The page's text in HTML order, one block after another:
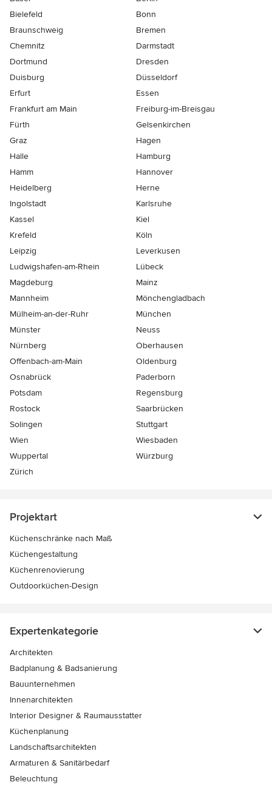
Bielefeld
Bonn
Braunschweig
Bremen
Chemnitz
Darmstadt
Dortmund
Dresden
Duisburg
Düsseldorf
Erfurt
Essen
Frankfurt am Main
Freiburg-im-Breisgau
Fürth
Gelsenkirchen
Graz
Hagen
Halle
Hamburg
Hamm
Hannover
Heidelberg
Herne
Ingolstadt
Karlsruhe
Kassel
Kiel
Krefeld
Köln
Leipzig
Leverkusen
Ludwigshafen-am-Rhein
Lübeck
Magdeburg
Mainz
Mannheim
Mönchen­gladbach
Mülheim-an-der-Ruhr
München
Münster
Neuss
Nürnberg
Oberhausen
Offenbach-am-Main
Oldenburg
Osnabrück
Paderborn
Potsdam
Regensburg
Rostock
Saarbrücken
Solingen
Stuttgart
Wien
Wiesbaden
Wuppertal
Würzburg
Zürich
Projektart
Küchenschränke nach Maß
Küchengestaltung
Küchenrenovierung
Outdoorküchen-Design
Expertenkategorie
Architekten
Badplanung & Badsanierung
Bauunternehmen
Innenarchitekten
Interior Designer & Raumausstatter
Küchenplanung
Landschaftsarchitekten
Armaturen & Sanitärbedarf
Beleuchtung